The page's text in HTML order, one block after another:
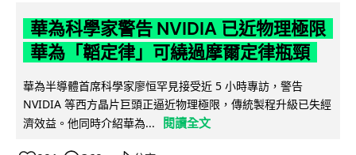
華為科學家警告 NVIDIA 已近物理極限
華為「韜定律」可繞過摩爾定律瓶頸
華為半導體首席科學家廖恒罕見接受近 5 小時專訪，警告
NVIDIA 等西方晶片巨頭正逼近物理極限，傳統製程升級已失經
濟效益。他同時介紹華為...
閱讀全文